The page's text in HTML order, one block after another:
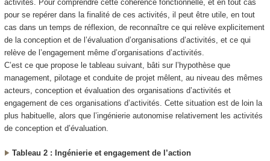
activités. Pour comprendre cette cohérence fonctionnelle, et en tout cas
pour se repérer dans la finalité de ces activités, il peut être utile, en tout
cas dans un temps de réflexion, de reconnaître ce qui relève explicitement
de la conception et de l’évaluation d’organisations d’activités, et ce qui
relève de l’engagement même d’organisations d’activités.
C’est ce que propose le tableau suivant, bâti sur l’hypothèse que
management, pilotage et conduite de projet mêlent, au niveau des mêmes
acteurs, conceptionet évaluationdes organisations d’activités et
engagementde ces organisations d’activités. Cette situation est de loin la
plus habituelle, alors que l’ingénierie autonomise relativement les activités
de conception et d’évaluation.
Tableau 2 : Ingénierie et engagement de l’action